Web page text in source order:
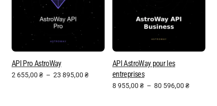
API Pro AstroWay
2 655,00 ₴ – 23 895,00 ₴
API AstroWay pour les
entreprises
8 955,00 ₴ – 80 596,00 ₴